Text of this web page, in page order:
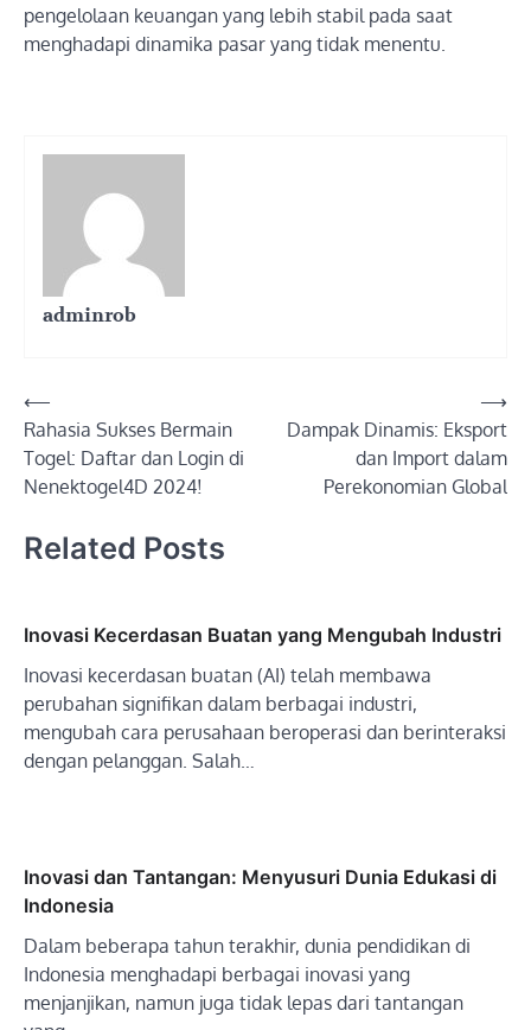
pengelolaan keuangan yang lebih stabil pada saat
menghadapi dinamika pasar yang tidak menentu.
adminrob
Post
navigation
⟵
Rahasia Sukses Bermain
Togel: Daftar dan Login di
Nenektogel4D 2024!
Dampak Dinamis: Eksport
dan Import dalam
Perekonomian Global
⟶
Related Posts
Inovasi Kecerdasan Buatan yang Mengubah Industri
Inovasi kecerdasan buatan (AI) telah membawa
perubahan signifikan dalam berbagai industri,
mengubah cara perusahaan beroperasi dan berinteraksi
dengan pelanggan. Salah…
Inovasi dan Tantangan: Menyusuri Dunia Edukasi di
Indonesia
Dalam beberapa tahun terakhir, dunia pendidikan di
Indonesia menghadapi berbagai inovasi yang
menjanjikan, namun juga tidak lepas dari tantangan